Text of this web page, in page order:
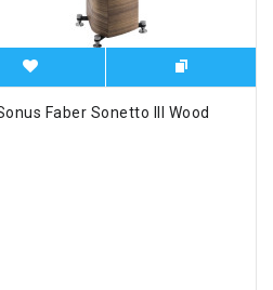
Faber Sonetto III Wood